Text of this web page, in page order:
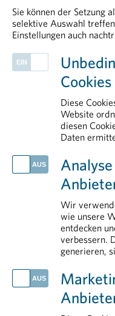
Globaler Schlag gegen
Europas
Impfen
Medikamente kosten
Rund
Sie können der Setzung
selektive Auswahl
Einstellungen auch
Cookies
Diese
Website
diesen
Daten
Wir
wie unsere
entdecken
verbessern.
generieren,